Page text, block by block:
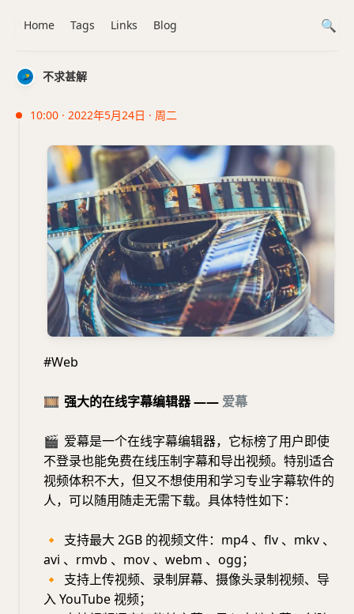
不求甚解
10:00 · 2022年5月24日 · 周二
#Web
🎞️ 强大的在线字幕编辑器 —— 爱幕
🎬 爱幕是一个在线字幕编辑器，它标榜了用户即使
不登录也能免费在线压制字幕和导出视频。特别适合
视频体积不大，但又不想使用和学习专业字幕软件的
人，可以随用随走无需下载。具体特性如下：
🔸
支持最大 2GB 的视频文件：mp4 、flv 、mkv 、
avi 、rmvb 、mov 、webm 、ogg；
🔸
支持上传视频、录制屏幕、摄像头录制视频、导
入 YouTube 视频；
Home Tags Links Blog